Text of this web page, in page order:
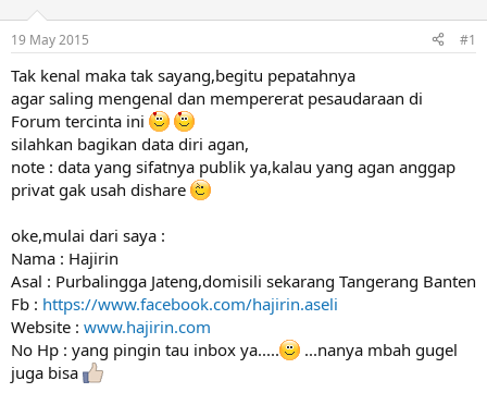
s
t
r
t
e
r
a
19 May 2015 #1
Tak kenal maka tak sayang,begitu pepatahnya
agar saling mengenal dan mempererat pesaudaraan di
Forum tercinta ini
silahkan bagikan data diri agan,
note : data yang sifatnya publik ya,kalau yang agan anggap
privat gak usah dishare
oke,mulai dari saya :
Nama : Hajirin
Asal : Purbalingga Jateng,domisili sekarang Tangerang Banten
Fb : https://www.facebook.com/hajirin.aseli
Website : www.hajirin.com
No Hp : yang pingin tau inbox ya.....
...nanya mbah gugel
juga bisa